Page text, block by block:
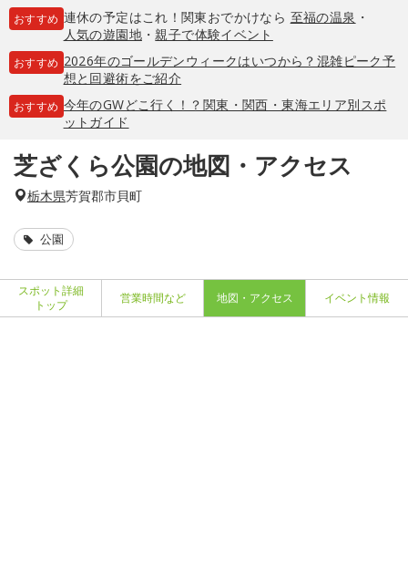
おすすめ 連休の予定はこれ！関東おでかけなら 至福の温泉 ・
人気の遊園地・親子で体験イベント
おすすめ 2026年のゴールデンウィークはいつから？混雑ピーク予
想と回避術をご紹介
おすすめ 今年のGWどこ行く！？関東・関西・東海エリア別スポ
ットガイド
芝ざくら公園の地図・アクセス
栃木県芳賀郡市貝町
公園
スポット詳細
トップ
営業時間など 地図・アクセス イベント情報